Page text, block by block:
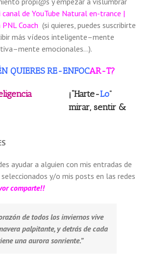
canal de YouTube Natural en-trance |
Coach (si quieres, puedes suscribirte
más vídeos inteligente–mente
emocionales…).
QUIERES RE-ENFOCAR-T?
¡“Harte-Lo”
mirar, sentir &
ayudar a alguien con mis entradas de
y/o mis posts en las redes
comparte!!
de todos los inviernos vive
palpitante, y detrás de cada
una aurora sonriente.”